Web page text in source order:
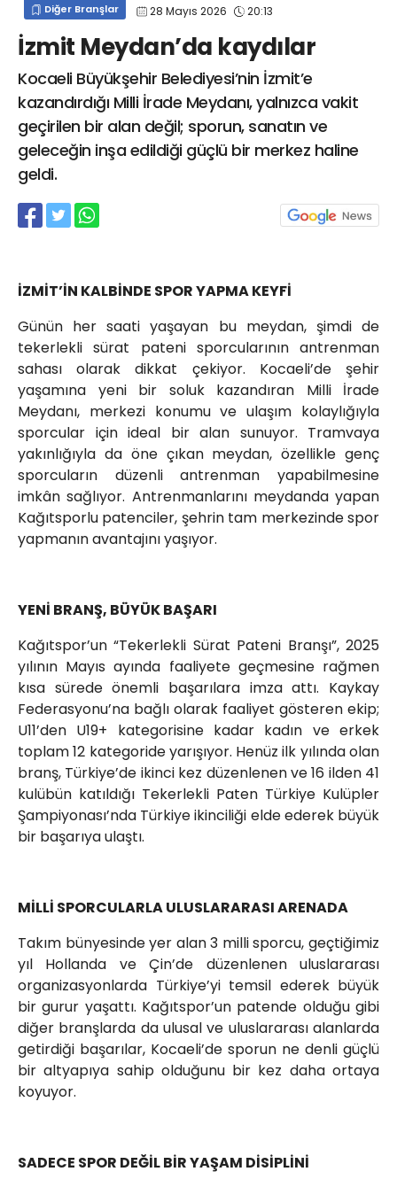
Diğer Branşlar 28 Mayıs 2026 20:13
İzmit Meydan’da kaydılar
Kocaeli Büyükşehir Belediyesi’nin İzmit’e
kazandırdığı Milli İrade Meydanı, yalnızca vakit
geçirilen bir alan değil; sporun, sanatın ve
geleceğin inşa edildiği güçlü bir merkez haline
geldi.
İZMİT’İN KALBİNDE SPOR YAPMA KEYFİ
Günün her saati yaşayan bu meydan, şimdi de
tekerlekli sürat pateni sporcularının antrenman
sahası olarak dikkat çekiyor. Kocaeli’de şehir
yaşamına yeni bir soluk kazandıran Milli İrade
Meydanı, merkezi konumu ve ulaşım kolaylığıyla
sporcular için ideal bir alan sunuyor. Tramvaya
yakınlığıyla da öne çıkan meydan, özellikle genç
sporcuların düzenli antrenman yapabilmesine
imkân sağlıyor. Antrenmanlarını meydanda yapan
Kağıtsporlu patenciler, şehrin tam merkezinde spor
yapmanın avantajını yaşıyor.
YENİ BRANŞ, BÜYÜK BAŞARI
Kağıtspor’un “Tekerlekli Sürat Pateni Branşı”, 2025
yılının Mayıs ayında faaliyete geçmesine rağmen
kısa sürede önemli başarılara imza attı. Kaykay
Federasyonu’na bağlı olarak faaliyet gösteren ekip;
U11’den U19+ kategorisine kadar kadın ve erkek
toplam 12 kategoride yarışıyor. Henüz ilk yılında olan
branş, Türkiye’de ikinci kez düzenlenen ve 16 ilden 41
kulübün katıldığı Tekerlekli Paten Türkiye Kulüpler
Şampiyonası’nda Türkiye ikinciliği elde ederek büyük
bir başarıya ulaştı.
MİLLİ SPORCULARLA ULUSLARARASI ARENADA
Takım bünyesinde yer alan 3 milli sporcu, geçtiğimiz
yıl Hollanda ve Çin’de düzenlenen uluslararası
organizasyonlarda Türkiye’yi temsil ederek büyük
bir gurur yaşattı. Kağıtspor’un patende olduğu gibi
diğer branşlarda da ulusal ve uluslararası alanlarda
getirdiği başarılar, Kocaeli’de sporun ne denli güçlü
bir altyapıya sahip olduğunu bir kez daha ortaya
koyuyor.
SADECE SPOR DEĞİL BİR YAŞAM DİSİPLİNİ
info@spor41.com